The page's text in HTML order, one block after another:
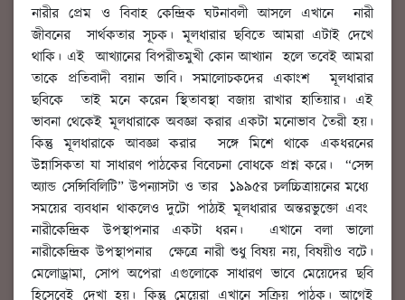
নারীর প্রেম ও বিবাহ কেন্দ্রিক ঘটনাবলী আসলে এখানে নারী
জীবনের সার্থকতার সূচক। মূলধারার ছবিতে আমরা এটাই দেখে
থাকি। এই আখ্যানের বিপরীতমুখী কোন আখ্যান হলে তবেই আমরা
তাকে প্রতিবাদী বয়ান ভাবি। সমালোচকদের একাংশ মূলধারার
ছবিকে তাই মনে করেন স্থিতাবস্থা বজায় রাখার হাতিয়ার। এই
ভাবনা থেকেই মূলধারাকে অবজ্ঞা করার একটা মনোভাব তৈরী হয়।
কিন্তু মূলধারাকে আবজ্ঞা করার সঙ্গে মিশে থাকে একধরনের
উন্নাসিকতা যা সাধারণ পাঠকের বিবেচনা বোধকে প্রশ্ন করে। “সেন্স
অ্যান্ড সেন্সিবিলিটি” উপন্যাসটা ও তার ১৯৯৫র চলচ্চিত্রায়নের মধ্যে
সময়ের ব্যবধান থাকলেও দুটো পাঠ্যই মূলধারার অন্তরভুক্তো এবং
নারীকেন্দ্রিক উপস্থাপনার একটা ধরন। এখানে বলা ভালো
নারীকেন্দ্রিক উপস্থাপনার ক্ষেত্রে নারী শুধু বিষয় নয়, বিষয়ীও বটে।
মেলোড্রামা, সোপ অপেরা এগুলোকে সাধারণ ভাবে মেয়েদের ছবি